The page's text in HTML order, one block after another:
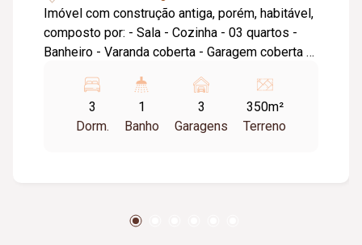
Imóvel com construção antiga, porém, habitável,
composto por: - Sala - Cozinha - 03 quartos -
Banheiro - Varanda coberta - Garagem coberta -
3
Dorm.
1
Banho
3
Garagens
350m²
Terreno